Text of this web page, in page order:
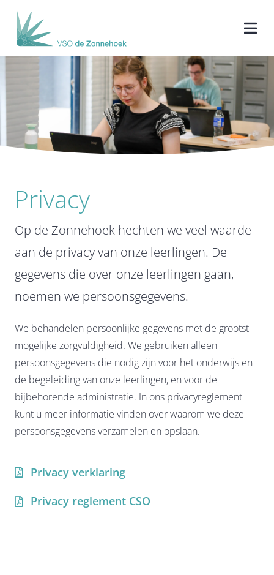
naar
inhoud
Onze school
Onze leerlingen
Ons onderwijs
Ouders/verzorgers
Contact
Instagram
Privacy
Op de Zonnehoek hechten we veel waarde
aan de privacy van onze leerlingen. De
gegevens die over onze leerlingen gaan,
noemen we persoonsgegevens.
We behandelen persoonlijke gegevens met de grootst
mogelijke zorgvuldigheid. We gebruiken alleen
persoonsgegevens die nodig zijn voor het onderwijs en
de begeleiding van onze leerlingen, en voor de
bijbehorende administratie. In ons privacyreglement
kunt u meer informatie vinden over waarom we deze
persoonsgegevens verzamelen en opslaan.
Privacy verklaring
Privacy reglement CSO